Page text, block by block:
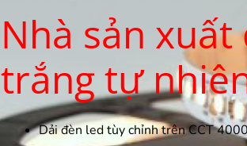
Nhà sản xuất
trắng tự
Dải đèn led tùy chỉnh trên CCT